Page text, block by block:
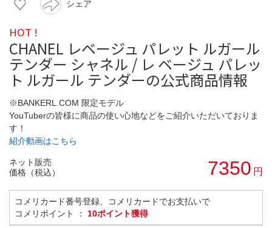
シェア
HOT !
CHANEL レベージュ パレット ルガール
テンダー シャネル / レ ベージュ パレッ
ト ルガール テンダーの公式商品情報
※BANKERL.COM 限定モデル
YouTuberの皆様に商品の使い心地などをご紹介いただいておりま
す！
紹介動画はこちら
ネット販売
価格（税込）
7350 円
コメリカード番号登録、コメリカードでお支払いで
コメリポイント ： 10ポイント獲得